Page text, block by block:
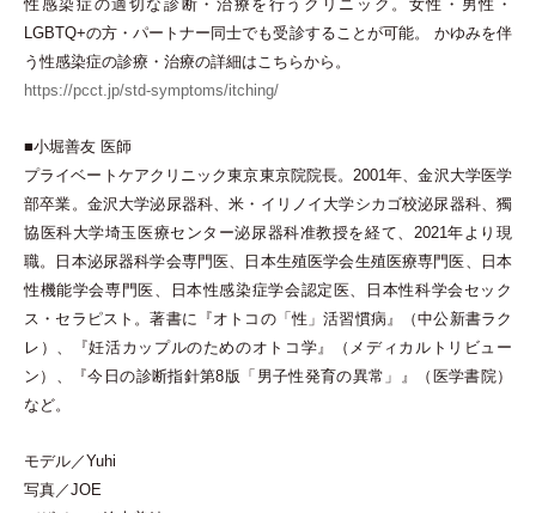
性感染症の適切な診断 ・ 治療を行うクリニック。女性 ・ 男性 ・
LGBTQ+の方 ・パートナー同士でも受診することが可能。 かゆみを伴
う性感染症の診療 ・ 治療の詳細はこちらから。
https://pcct.jp/std-symptoms/itching/
■小堀善友 医師
プライベートケアクリニック東京東京院院長。2001年、金沢大学医学
部卒業。金沢大学泌尿器科、米 ・ イリノイ大学シカゴ校泌尿器科、獨
協医科大学埼玉医療センター泌尿器科准教授を経て、2021年より現
職。日本泌尿器科学会専門医、日本生殖医学会生殖医療専門医、日本
性機能学会専門医、日本性感染症学会認定医、日本性科学会セック
ス ・ セラピスト。著書に『オトコの「性 」活習慣病』 （中公新書ラク
レ ） 、『妊活カップルのためのオトコ学』 （ メディカルトリビュー
ン ） 、『今日の診断指針第8版 「 男子性発育の異常 」 』 （ 医学書院）
など。
モデル／Yuhi
写真／JOE